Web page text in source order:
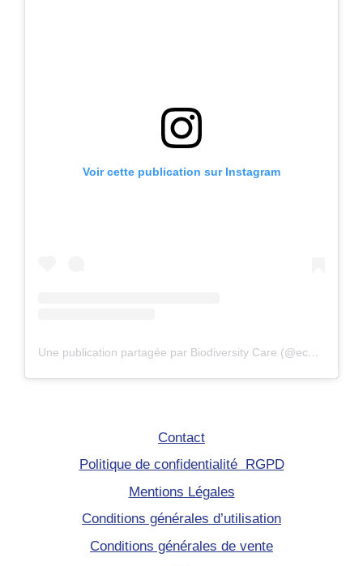
Voir cette publication sur Instagram
Une publication partagée par Biodiversity Care (@eco.volontaire)
Contact
Politique de confidentialité RGPD
Mentions Légales
Conditions générales d’utilisation
Conditions générales de vente